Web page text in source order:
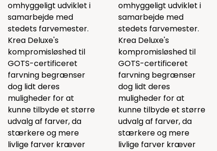
omhyggeligt udviklet i
samarbejde med
stedets farvemester.
Krea Deluxe's
kompromisløshed til
GOTS-certificeret
farvning begrænser
dog lidt deres
muligheder for at
kunne tilbyde et større
udvalg af farver, da
stærkere og mere
livlige farver kræver
omhyggeligt udviklet i
samarbejde med
stedets farvemester.
Krea Deluxe's
kompromisløshed til
GOTS-certificeret
farvning begrænser
dog lidt deres
muligheder for at
kunne tilbyde et større
udvalg af farver, da
stærkere og mere
livlige farver kræver